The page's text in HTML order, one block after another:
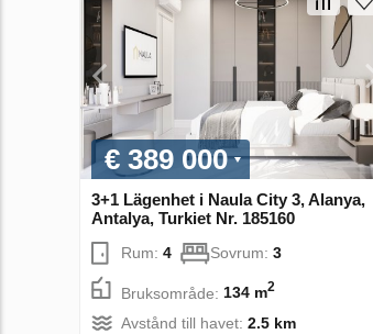
€ 389 000
3+1 Lägenhet i Naula City 3, Alanya,
Antalya, Turkiet Nr. 185160
Rum: 4 Sovrum: 3
Bruksområde: 134 m2
Avstånd till havet: 2.5 km